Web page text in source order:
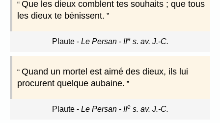
Que les dieux comblent tes souhaits ; que tous
les dieux te bénissent.
Plaute- Le Persan - IIes. av. J.-C.
Quand un mortel est aimé des dieux, ils lui
procurent quelque aubaine.
Plaute- Le Persan - IIes. av. J.-C.